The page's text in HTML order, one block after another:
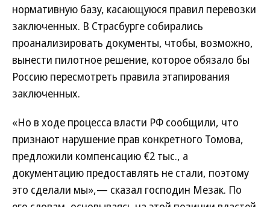
нормативную базу, касающуюся правил перевозки
заключенных. В Страсбурге собирались
проанализировать документы, чтобы, возможно,
вынести пилотное решение, которое обязало бы
Россию пересмотреть правила этапирования
заключенных.
«Но в ходе процесса власти РФ сообщили, что
признают нарушение прав конкретного Томова,
предложили компенсацию €2 тыс., а
документацию предоставлять не стали, поэтому
это сделали мы»,— сказал господин Мезак. По